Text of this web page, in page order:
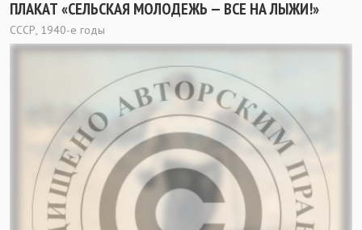
ПЛАКАТ «СЕЛЬСКАЯ МОЛОДЕЖЬ — ВСЕ НА ЛЫЖИ!»
СССР, 1940-е годы